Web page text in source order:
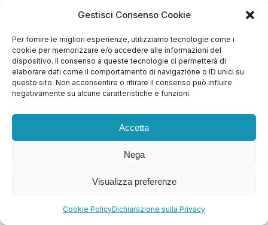
Gestisci Consenso Cookie
Per fornire le migliori esperienze, utilizziamo tecnologie come i
cookie per memorizzare e/o accedere alle informazioni del
dispositivo. Il consenso a queste tecnologie ci permetterà di
elaborare dati come il comportamento di navigazione o ID unici su
questo sito. Non acconsentire o ritirare il consenso può influire
negativamente su alcune caratteristiche e funzioni.
Accetta
Nega
Visualizza preferenze
Cookie PolicyDichiarazione sulla Privacy
Come ottimizzare il database di WordPress per
velocizzare il sito
Marzo 2, 2026
Ottimizzare INP Core Web Vitals su WordPress